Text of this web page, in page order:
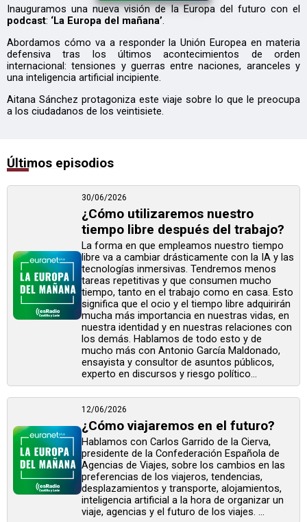
Inauguramos una nueva visión de la Europa del futuro con el
podcast: ‘La Europa del mañana’.
Abordamos cómo va a responder la Unión Europea en materia
defensiva tras los últimos acontecimientos de orden
internacional: tensiones y guerras entre naciones, aranceles y
una inteligencia artificial incipiente.
Aitana Sánchez protagoniza este viaje sobre lo que le preocupa
a los ciudadanos de los veintisiete.
Últimos episodios
30/06/2026
¿Cómo utilizaremos nuestro
tiempo libre después del trabajo?
La forma en que empleamos nuestro tiempo
libre va a cambiar drásticamente con la IA y las
tecnologías inmersivas. Tendremos menos
tareas repetitivas y que consumen mucho
tiempo, tanto en el trabajo como en casa. Esto
significa que el ocio y el tiempo libre adquirirán
mucha más importancia en nuestras vidas, en
nuestra identidad y en nuestras relaciones con
los demás. Hablamos de todo esto y de
mucho más con Antonio García Maldonado,
ensayista y consultor de asuntos públicos,
experto en discursos y riesgo político...
12/06/2026
¿Cómo viajaremos en el futuro?
Hablamos con Carlos Garrido de la Cierva,
presidente de la Confederación Española de
Agencias de Viajes, sobre los cambios en las
preferencias de los viajeros, tendencias,
desplazamientos y transporte, alojamientos,
inteligencia artificial a la hora de organizar un
viaje, agencias y el futuro de los viajes. ...